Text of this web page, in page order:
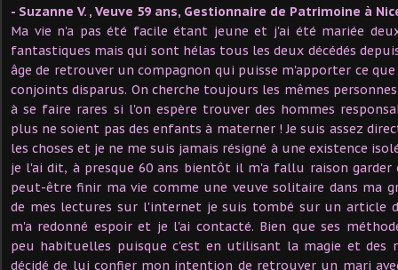
- Suzanne V. , Veuve 59 ans, Gestionnaire de Patrimoine à
Ma vie n'a pas été facile étant jeune et j'ai été mariée
fantastiques mais qui sont hélas tous les deux décédés
âge de retrouver un compagnon qui puisse m'apporter ce
conjoints disparus. On cherche toujours les mêmes
à se faire rares si l'on espère trouver des hommes
plus ne soient pas des enfants à materner ! Je suis assez
les choses et je ne me suis jamais résigné à une existence
je l'ai dit, à presque 60 ans bientôt il m'a fallu raison garder
peut-être finir ma vie comme une veuve solitaire dans ma
de mes lectures sur l'internet je suis tombé sur un article
m'a redonné espoir et je l'ai contacté. Bien que ses
peu habituelles puisque c'est en utilisant la magie et des
décidé de lui confier mon intention de retrouver un mari